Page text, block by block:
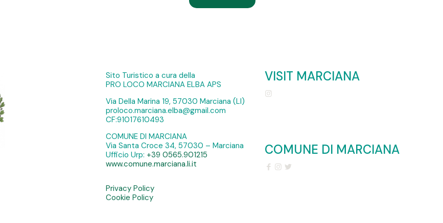
Sito Turistico a cura della
PRO LOCO MARCIANA ELBA APS
Via Della Marina 19, 57030 Marciana (LI)
proloco.marciana.elba@gmail.com
CF:91017610493
COMUNE DI MARCIANA
Via Santa Croce 34, 57030 – Marciana
Ufficio Urp: +39 0565.901215
www.comune.marciana.li.it
Privacy Policy
Cookie Policy
VISIT MARCIANA
COMUNE DI MARCIANA